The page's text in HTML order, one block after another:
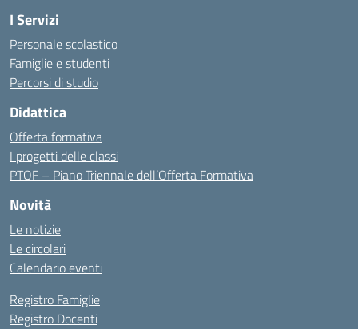
I Servizi
Personale scolastico
Famiglie e studenti
Percorsi di studio
Didattica
Offerta formativa
I progetti delle classi
PTOF – Piano Triennale dell’Offerta Formativa
Novità
Le notizie
Le circolari
Calendario eventi
Registro Famiglie
Registro Docenti